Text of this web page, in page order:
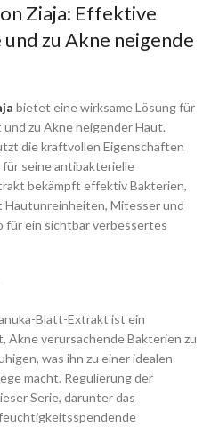
Ziaja: Effektive
zu Akne neigende
bietet eine wirksame Lösung für
zu Akne neigender Haut.
die kraftvollen Eigenschaften
seine antibakterielle
bekämpft effektiv Bakterien,
Hautunreinheiten, Mitesser und
ein sichtbar verbessertes
Blatt-Extrakt ist ein
verursachende Bakterien zu
was ihn zu einer idealen
macht. Regulierung der
Serie, darunter das